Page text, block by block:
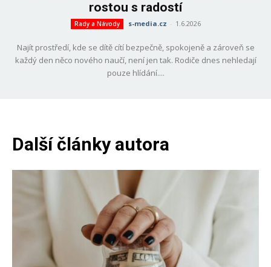
rostou s radostí
Rady a Návody s-media.cz - 1.6.2026
Najít prostředí, kde se dítě cítí bezpečně, spokojeně a zároveň se
každý den něco nového naučí, není jen tak. Rodiče dnes nehledají
pouze hlídání....
Další články autora